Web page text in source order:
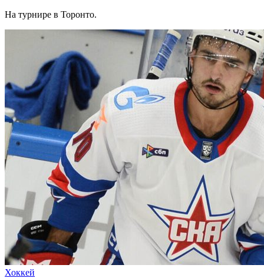
На турнире в Торонто.
Хоккей